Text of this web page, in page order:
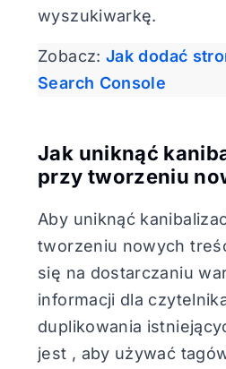
wyszukiwarkę.
Zobacz: Jak dodać
Search Console
Jak uniknąć
przy tworzeniu
Aby uniknąć
tworzeniu nowych
się na dostarczaniu
informacji dla
duplikowania
jest , aby używać